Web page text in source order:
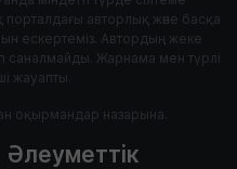
порталдағы авторлық және басқа
ескертеміз. Автордың жеке
саналмайды. Жарнама мен түрлі
жауапты.
оқырмандар назарына.
Әлеуметтік